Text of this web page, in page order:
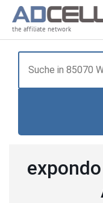
the affiliate network